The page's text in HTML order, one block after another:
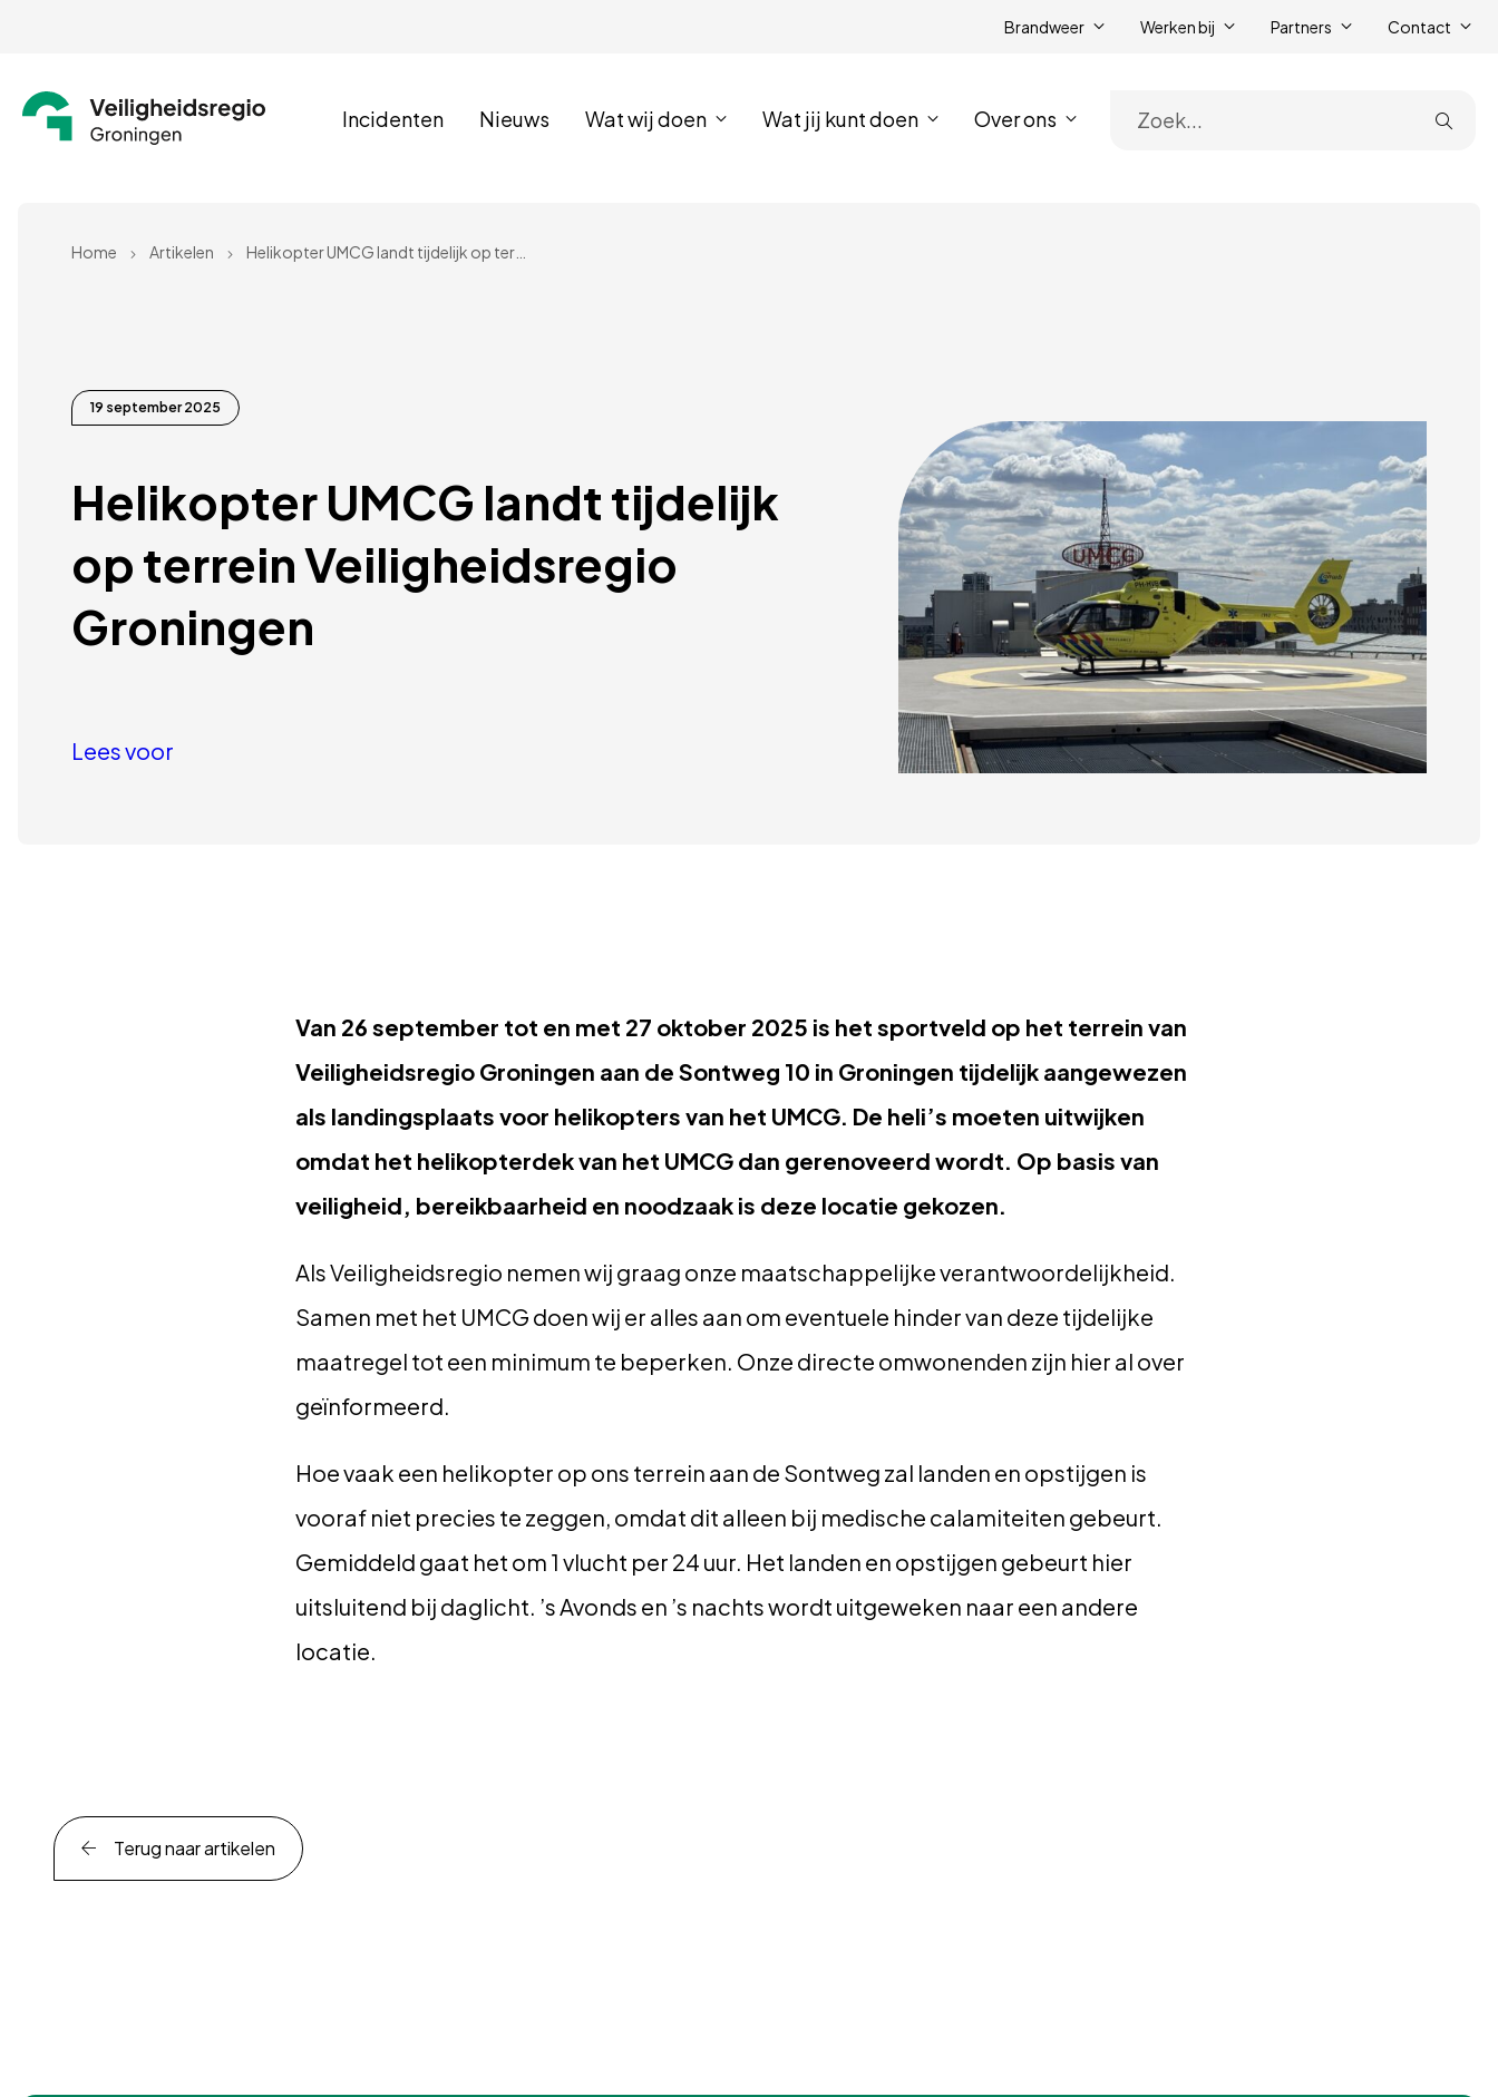
Incidenten Nieuws Wat wij doen Wat jij kunt doen Over ons
Brandweer Werken bij Partners Contact
Home Artikelen
19 september 2025
Helikopter UMCG landt tijdelijk
op terrein Veiligheidsregio
Groningen
Lees voor
Van 26 september tot en met 27 oktober 2025 is het sportveld op het terrein van
Veiligheidsregio Groningen aan de Sontweg 10 in Groningen tijdelijk aangewezen
als landingsplaats voor helikopters van het UMCG. De heli’s moeten uitwijken
omdat het helikopterdek van het UMCG dan gerenoveerd wordt. Op basis van
veiligheid, bereikbaarheid en noodzaak is deze locatie gekozen.
Als Veiligheidsregio nemen wij graag onze maatschappelijke verantwoordelijkheid.
Samen met het UMCG doen wij er alles aan om eventuele hinder van deze tijdelijke
maatregel tot een minimum te beperken. Onze directe omwonenden zijn hier al over
geïnformeerd.
Hoe vaak een helikopter op ons terrein aan de Sontweg zal landen en opstijgen is
vooraf niet precies te zeggen, omdat dit alleen bij medische calamiteiten gebeurt.
Gemiddeld gaat het om 1 vlucht per 24 uur. Het landen en opstijgen gebeurt hier
uitsluitend bij daglicht. ’s Avonds en ’s nachts wordt uitgeweken naar een andere
locatie.
Terug naar artikelen